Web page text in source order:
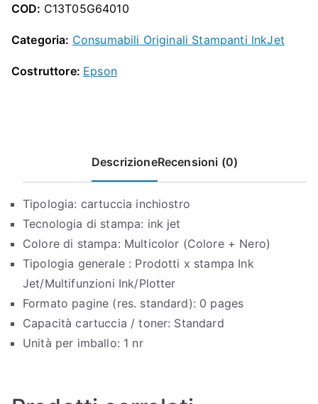
405
quantità
COD: C13T05G64010
Categoria: Consumabili Originali Stampanti InkJet
Costruttore: Epson
DescrizioneRecensioni (0)
Tipologia: cartuccia inchiostro
Tecnologia di stampa: ink jet
Colore di stampa: Multicolor (Colore + Nero)
Tipologia generale : Prodotti x stampa Ink
Jet/Multifunzioni Ink/Plotter
Formato pagine (res. standard): 0 pages
Capacità cartuccia / toner: Standard
Unità per imballo: 1 nr